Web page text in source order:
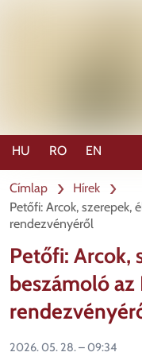
HU RO EN
Címlap
Hírek
Petőfi: Arcok, szerepek,
rendezvényéről
Petőfi: Arcok,
beszámoló az
2026. 05. 28. – 09:34